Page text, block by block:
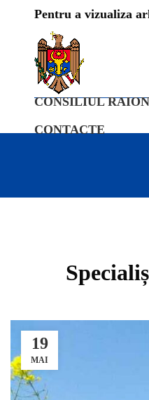
Pentru a vizualiza
CONSILIUL
CONTACTE
19
MAI